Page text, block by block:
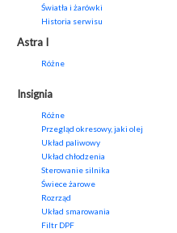
Światła i żarówki
Historia serwisu
Astra I
Różne
Insignia
Różne
Przegląd okresowy, jaki olej
Układ paliwowy
Układ chłodzenia
Sterowanie silnika
Świece żarowe
Rozrząd
Układ smarowania
Filtr DPF